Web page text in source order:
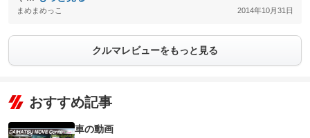
まめまめっこ 2014年10月31日
クルマレビューをもっと見る
おすすめ記事
車の動画